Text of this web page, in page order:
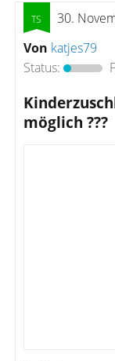
30.
Von katjes79
Status:
möglich ???